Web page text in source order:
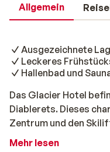
Allgemein
Ausgezeichnete
Leckeres
Hallenbad und
Das Glacier Hotel
Diablerets. Dieses
Zentrum und den
zu erreichen ist.
Mehr lesen